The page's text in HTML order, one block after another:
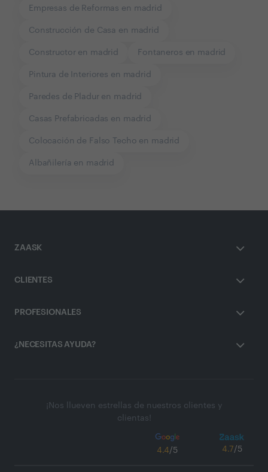
Empresas de Reformas en madrid
Construcción de Casa en madrid
Constructor en madrid Fontaneros en madrid
Pintura de Interiores en madrid
Paredes de Pladur en madrid
Casas Prefabricadas en madrid
Colocación de Falso Techo en madrid
Albañilería en madrid
ZAASK
CLIENTES
PROFESIONALES
¿NECESITAS AYUDA?
¡Nos llueven estrellas de nuestros clientes y
clientas!
4.4/5 4.7/5